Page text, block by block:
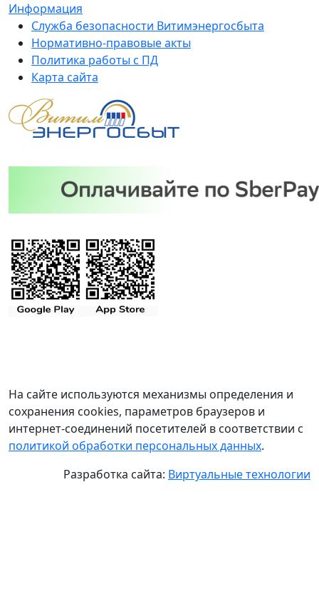
Информация
Служба безопасности Витимэнергосбыта
Нормативно-правовые акты
Политика работы с ПД
Карта сайта
На сайте используются механизмы определения и
сохранения cookies, параметров браузеров и
интернет-соединений посетителей в соответствии с
политикой обработки персональных данных.
Разработка сайта: Виртуальные технологии